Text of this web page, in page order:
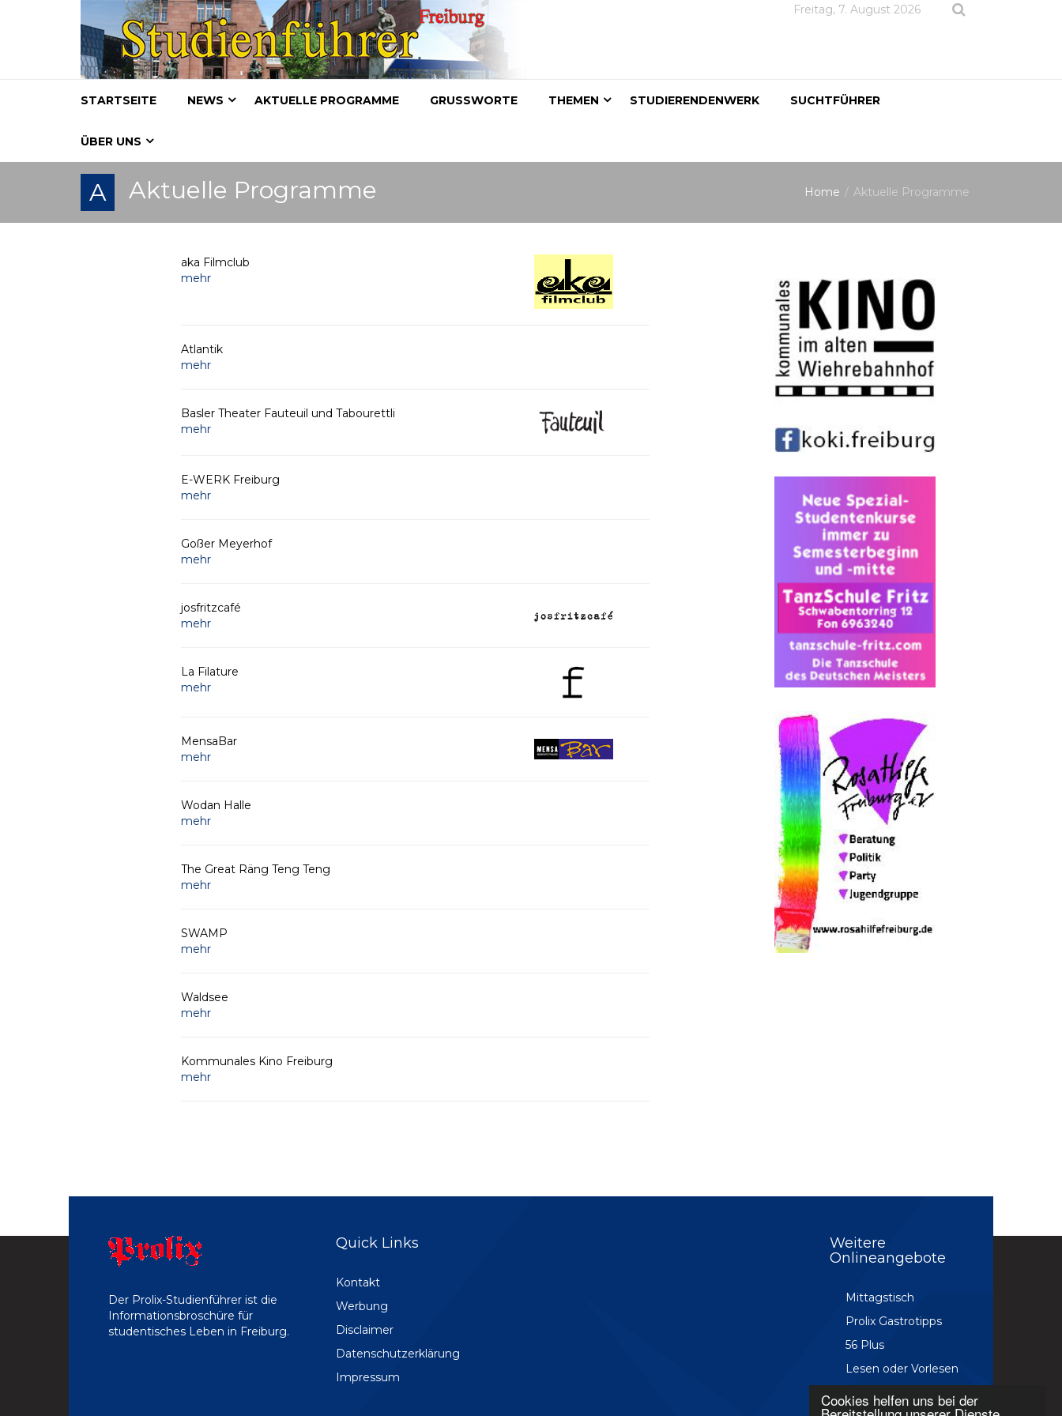
Cookies helfen uns bei der
Freitag, 7. August 2026
STARTSEITE NEWS AKTUELLE PROGRAMME GRUSSWORTE THEMEN STUDIERENDENWERK SUCHTFÜHRER
ÜBER UNS
A Aktuelle Programme Home Aktuelle Programme
aka Filmclub
mehr
Atlantik
mehr
Basler Theater Fauteuil und Tabourettli
mehr
E-WERK Freiburg
mehr
Goßer Meyerhof
mehr
josfritzcafé
mehr
La Filature
mehr
MensaBar
mehr
Wodan Halle
mehr
The Great Räng Teng Teng
mehr
SWAMP
mehr
Waldsee
mehr
Kommunales Kino Freiburg
mehr
Der Prolix-Studienführer ist die
Informationsbroschüre für
studentisches Leben in Freiburg.
Quick Links
Kontakt
Werbung
Disclaimer
Datenschutzerklärung
Impressum
Weitere
Onlineangebote
Mittagstisch
Prolix Gastrotipps
56 Plus
Lesen oder Vorlesen
Ökoplus Freiburg